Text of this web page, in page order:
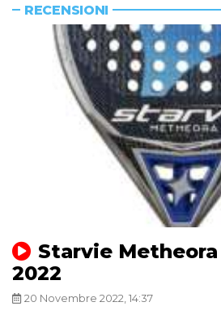
RECENSIONI
Starvie
2022
20 Novembre 2022, 14:37